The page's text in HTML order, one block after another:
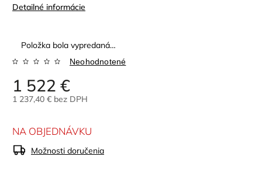
Detailné informácie
Položka bola vypredaná…
Neohodnotené
1 522 €
1 237,40 € bez DPH
NA OBJEDNÁVKU
Možnosti doručenia